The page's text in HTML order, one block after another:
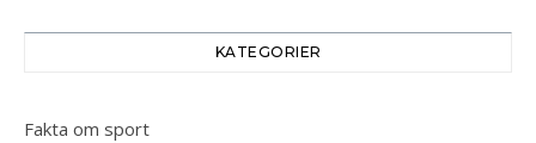
KATEGORIER
Fakta om sport